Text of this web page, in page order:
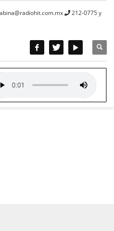
212-0775 y